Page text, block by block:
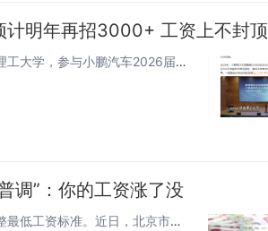
计明年再招3000+ 工资上不封顶
快科技9月20日消息，昨天，何小鹏回到母校华南理工大学，参与小鹏汽车2026届「探索者计划」全球校园招聘活动。何小鹏表示，2026年，小鹏预计会招聘超过3000名毕业生，而且对于特别优秀的同学，（工资）上不封顶。他透露，在2025年招聘的毕...
调”：你的工资涨了没
8月24日消息，据国内媒体报道称，近日，多地调整最低工资标准。近日，北京市人力资源和社会保障局发布《关于调整北京市2025年最低工资标准的通知》，自2025年9月1日起执行。通知中显示，月最低工资标准由每月2420元调整为2540元；非全日...